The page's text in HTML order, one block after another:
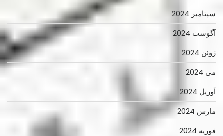
سپتامبر 2024
آگوست 2024
ژوئن 2024
می 2024
آوریل 2024
مارس 2024
فوریه 2024